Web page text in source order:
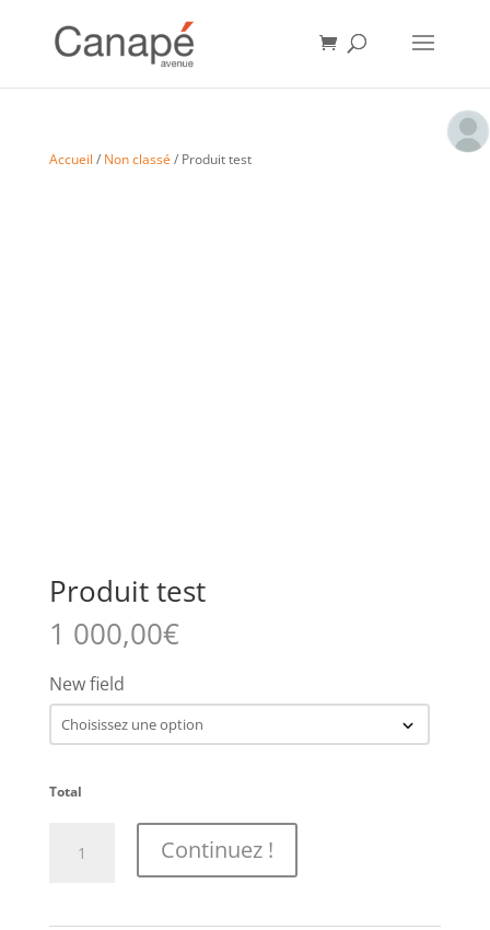
Accueil / Non classé / Produit test
Produit test
1 000,00€
New field
Total
Produit
Continuez !